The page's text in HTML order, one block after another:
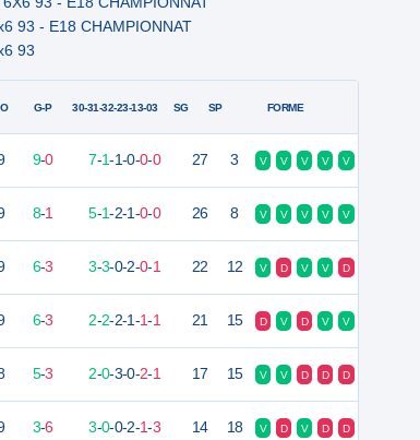
93 - E18 CHAMPIONNAT
93
G-P 30-31-32-23-13-03 SG SP FORME
9-0 7-1-1-0-0-0 27 3 V V V V V
8-1 5-1-2-1-0-0 26 8 V V V V V
6-3 3-3-0-2-0-1 22 12 V D V V D
6-3 2-2-2-1-1-1 21 15 D V D V V
5-3 2-0-3-0-2-1 17 15 V V D D D
3-6 3-0-0-2-1-3 14 18 V D V D D